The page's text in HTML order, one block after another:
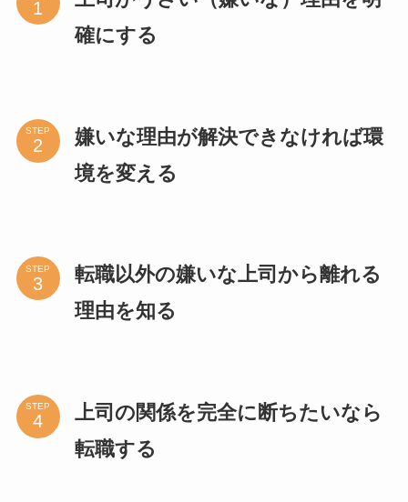
確にする
STEP
嫌いな理由が解決できなければ環
境を変える
STEP
転職以外の嫌いな上司から離れる
理由を知る
STEP
上司の関係を完全に断ちたいなら
転職する